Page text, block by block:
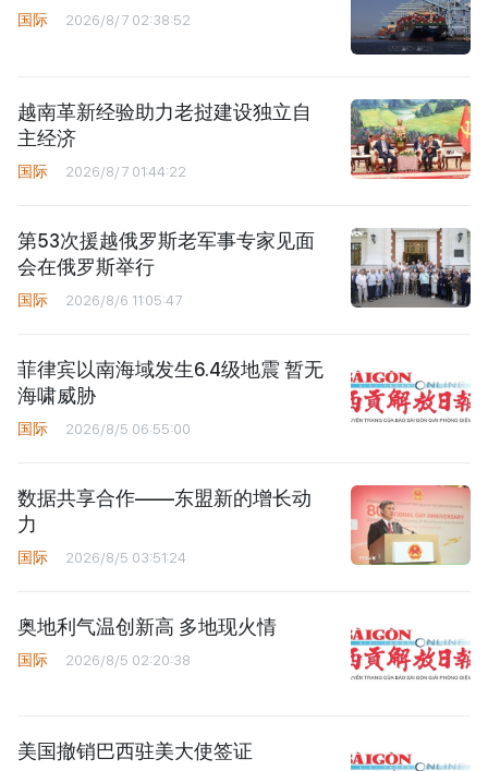
国际 2026/8/7 02:38:52
越南革新经验助力老挝建设独立自
主经济
国际 2026/8/7 01:44:22
第53次援越俄罗斯老军事专家见面
会在俄罗斯举行
国际 2026/8/6 11:05:47
菲律宾以南海域发生6.4级地震 暂无
海啸威胁
国际 2026/8/5 06:55:00
数据共享合作——东盟新的增长动
力
国际 2026/8/5 03:51:24
奥地利气温创新高 多地现火情
国际 2026/8/5 02:20:38
美国撤销巴西驻美大使签证